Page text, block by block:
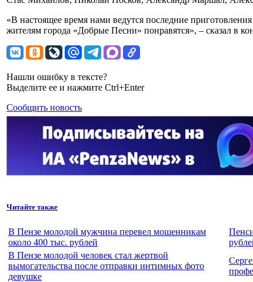
«В настоящее время нами ведутся последние
жителям города «Добрые Песни» понравятся», – сказал в
Нашли ошибку в тексте?
Выделите ее и нажмите Ctrl+Enter
Сообщить новость
Читайте также
В Пензе молодой мужчина перевел мошенникам
около 400 тыс. рублей
В Пензе молодой человек стал жертвой
вымогательства после отправки интимных фото
девушке